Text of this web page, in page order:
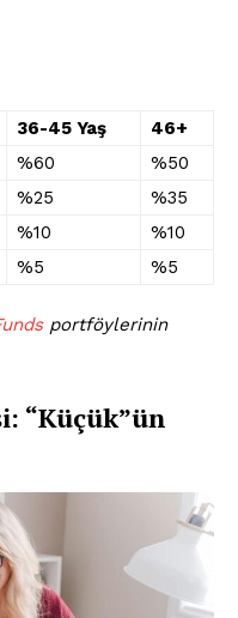
36-45 Yaş
46+
%60
%50
%25
%35
%10
%10
%5 %5
portföylerinin
“Küçük”ün